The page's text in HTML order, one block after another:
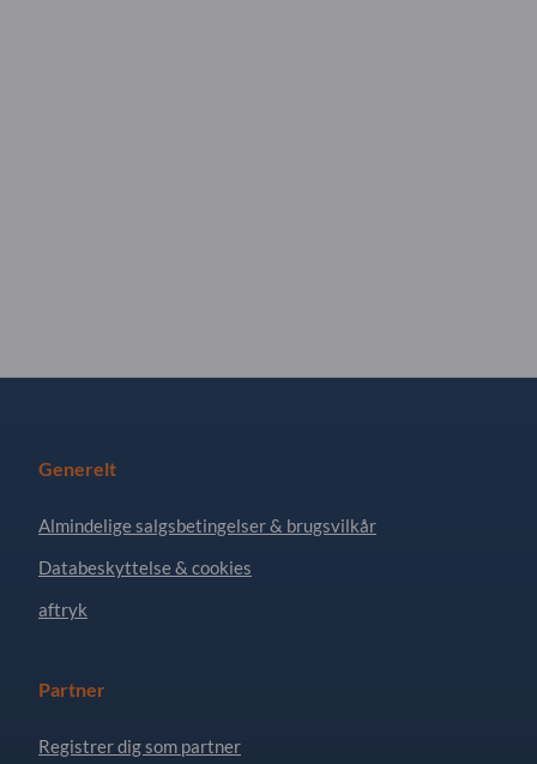
Generelt
Almindelige salgsbetingelser & brugsvilkår
Databeskyttelse & cookies
aftryk
Partner
Registrer dig som partner